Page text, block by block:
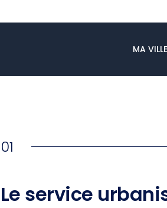
MA VILLE
01
Le service